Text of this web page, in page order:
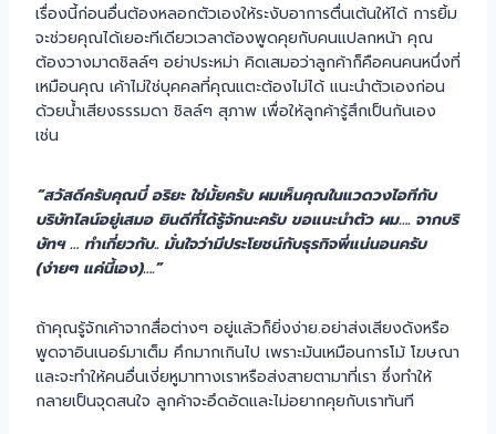
เรื่องนี้ก่อนอื่นต้องหลอกตัวเองให้ระงับอาการตื่นเต้นให้ได้ การยิ้ม
จะช่วยคุณได้เยอะทีเดียวเวลาต้องพูดคุยกับคนแปลกหน้า คุณ
ต้องวางมาดชิลล์ๆ อย่าประหม่า คิดเสมอว่าลูกค้าก็คือคนคนหนึ่งที่
เหมือนคุณ เค้าไม่ใช่บุคคลที่คุณแตะต้องไม่ได้ แนะนำตัวเองก่อน
ด้วยน้ำเสียงธรรมดา ชิลล์ๆ สุภาพ เพื่อให้ลูกค้ารู้สึกเป็นกันเอง
เช่น
“สวัสดีครับคุณบี๋ อริยะ ใช่มั้ยครับ ผมเห็นคุณในแวดวงไอทีกับ
บริษัทไลน์อยู่เสมอ ยินดีที่ได้รู้จักนะครับ ขอแนะนำตัว ผม…. จากบริ
ษัทฯ … ทำเกี่ยวกับ.. มั่นใจว่ามีประโยชน์กับธุรกิจพี่แน่นอนครับ
(ง่ายๆ แค่นี้เอง)….”
ถ้าคุณรู้จักเค้าจากสื่อต่างๆ อยู่แล้วก็ยิ่งง่าย.อย่าส่งเสียงดังหรือ
พูดจาอินเนอร์มาเต็ม คึกมากเกินไป เพราะมันเหมือนการโม้ โฆษณา
และจะทำให้คนอื่นเงี่ยหูมาทางเราหรือส่งสายตามาที่เรา ซึ่งทำให้
กลายเป็นจุดสนใจ ลูกค้าจะอึดอัดและไม่อยากคุยกับเราทันที